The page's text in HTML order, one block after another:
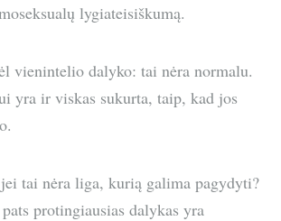
lygiateisiškumą.
vienintelio dalyko: tai nėra normalu.
yra ir viskas sukurta, taip, kad jos
tai nėra liga, kurią galima pagydyti?
protingiausias dalykas yra